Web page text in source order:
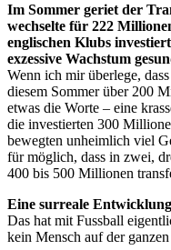
Im Sommer geriet der
wechselte für 222
englischen Klubs
exzessive Wachstum
Wenn ich mir überlege,
diesem Sommer über 200
etwas die Worte – eine
die investierten 300
bewegten unheimlich viel
für möglich, dass in zwei,
400 bis 500 Millionen
Eine surreale
Das hat mit Fussball
kein Mensch auf der